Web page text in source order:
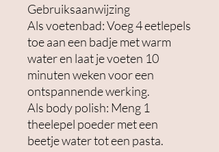
Gebruiksaanwijzing
Als voetenbad: Voeg 4 eetlepels
toe aan een badje met warm
water en laat je voeten 10
minuten weken voor een
ontspannende werking.
Als body polish: Meng 1
theelepel poeder met een
beetje water tot een pasta.